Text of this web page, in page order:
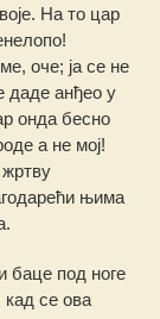
На то цар
оче; ја се не
даде анђео у
онда бесно
а не мој!
њима
баце под ноге
кад се ова